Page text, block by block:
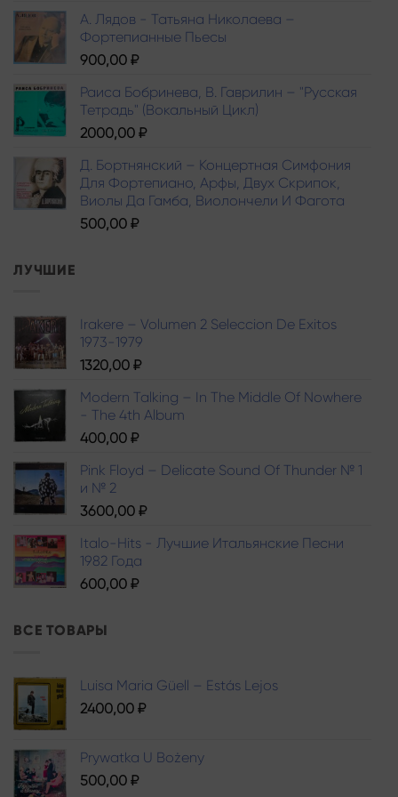
А. Лядов - Татьяна Николаева –
Фортепианные Пьесы
900,00 ₽
Раиса Бобринева, В. Гаврилин – "Русская
Тетрадь" (Вокальный Цикл)
2000,00 ₽
Д. Бортнянский – Концертная Симфония
Для Фортепиано, Арфы, Двух Скрипок,
Виолы Да Гамба, Виолончели И Фагота
500,00 ₽
ЛУЧШИЕ
Irakere – Volumen 2 Seleccion De Exitos
1973-1979
1320,00 ₽
Modern Talking – In The Middle Of Nowhere
- The 4th Album
400,00 ₽
Pink Floyd – Delicate Sound Of Thunder № 1
и № 2
3600,00 ₽
Italo-Hits - Лучшие Итальянские Песни
1982 Года
600,00 ₽
ВСЕ ТОВАРЫ
Luisa Maria Güell – Estás Lejos
2400,00 ₽
Prywatka U Bożeny
500,00 ₽